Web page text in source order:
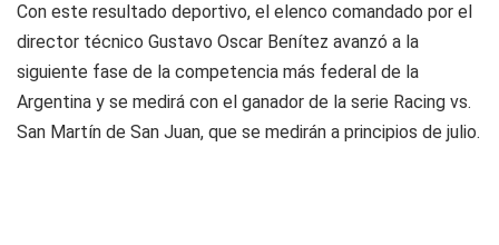
Con este resultado deportivo, el elenco comandado por el
director técnico Gustavo Oscar Benítez avanzó a la
siguiente fase de la competencia más federal de la
Argentina y se medirá con el ganador de la serie Racing vs.
San Martín de San Juan, que se medirán a principios de julio.